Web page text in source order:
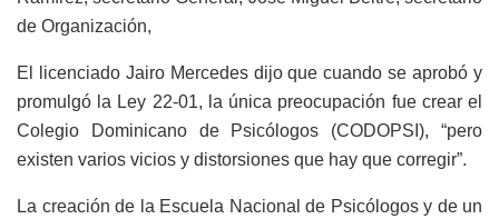
de Organización,
El licenciado Jairo Mercedes dijo que cuando se aprobó y
promulgó la Ley 22-01, la única preocupación fue crear el
Colegio Dominicano de Psicólogos (CODOPSI), “pero
existen varios vicios y distorsiones que hay que corregir”.
La creación de la Escuela Nacional de Psicólogos y de un